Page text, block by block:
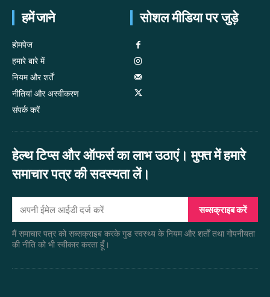
हमें जाने
होमपेज
हमारे बारे में
नियम और शर्तें
नीतियां और अस्वीकरण
संपर्क करें
सोशल मीडिया पर जुड़े
हेल्थ टिप्स और ऑफर्स का लाभ उठाएं। मुफ्त में हमारे
समाचार पत्र की सदस्यता लें।
सब्सक्राइब करें
मैं समाचार पत्र को सब्सक्राइब करके गुड स्वस्थ्य के नियम और शर्तों तथा गोपनीयता
की नीति को भी स्वीकार करता हूँ।